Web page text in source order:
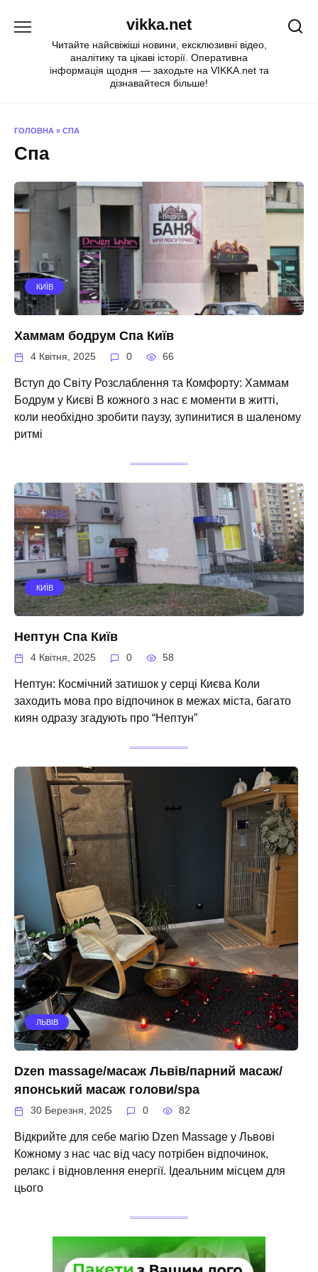
vikka.net
Читайте найсвіжіші новини, ексклюзивні відео,
аналітику та цікаві історії. Оперативна
інформація щодня — заходьте на VIKKA.net та
дізнавайтеся більше!
ГОЛОВНА » СПА
Спа
КИЇВ
Хаммам бодрум Спа Київ
4 Квітня, 2025 0 66
Вступ до Світу Розслаблення та Комфорту: Хаммам
Бодрум у Києві В кожного з нас є моменти в житті,
коли необхідно зробити паузу, зупинитися в шаленому
ритмі
КИЇВ
Нептун Спа Київ
4 Квітня, 2025 0 58
Нептун: Космічний затишок у серці Києва Коли
заходить мова про відпочинок в межах міста, багато
киян одразу згадують про “Нептун”
ЛЬВІВ
Dzen massage/масаж Львів/парний масаж/
японський масаж голови/spa
30 Березня, 2025 0 82
Відкрийте для себе магію Dzen Massage у Львові
Кожному з нас час від часу потрібен відпочинок,
релакс і відновлення енергії. Ідеальним місцем для
цього